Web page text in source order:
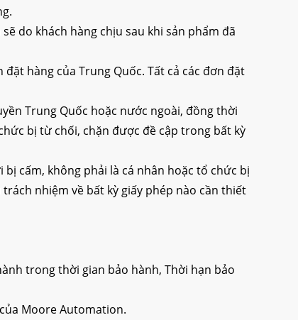
do khách hàng chịu sau khi sản phẩm đã
hàng của Trung Quốc. Tất cả các đơn đặt
Trung Quốc hoặc nước ngoài, đồng thời
bị từ chối, chặn được đề cập trong bất kỳ
cấm, không phải là cá nhân hoặc tổ chức bị
nhiệm về bất kỳ giấy phép nào cần thiết
trong thời gian bảo hành, Thời hạn bảo
Moore Automation.